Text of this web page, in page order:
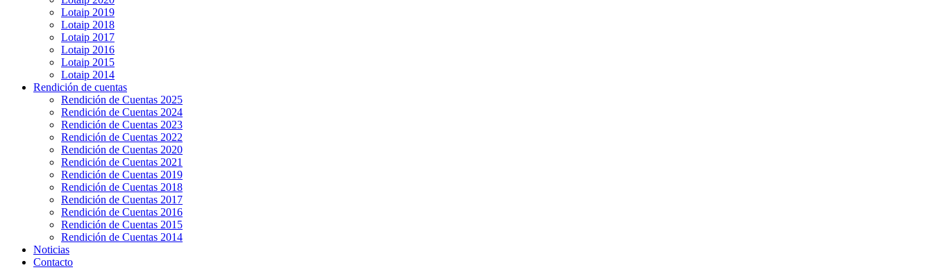
Lotaip 2019
Lotaip 2018
Lotaip 2017
Lotaip 2016
Lotaip 2015
Lotaip 2014
Rendición de cuentas
Rendición de Cuentas 2025
Rendición de Cuentas 2024
Rendición de Cuentas 2023
Rendición de Cuentas 2022
Rendición de Cuentas 2020
Rendición de Cuentas 2021
Rendición de Cuentas 2019
Rendición de Cuentas 2018
Rendición de Cuentas 2017
Rendición de Cuentas 2016
Rendición de Cuentas 2015
Rendición de Cuentas 2014
Noticias
Contacto